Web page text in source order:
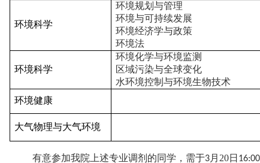
环境科学
环境规划与管理
环境与可持续发展
环境经济学与政策
环境法
环境科学
环境化学与环境监测
区域污染与全球变化
水环境控制与环境生物技术
环境健康
大气物理与大气环境
有意参加我院上述专业调剂的同学，需于3月 20日 16:00